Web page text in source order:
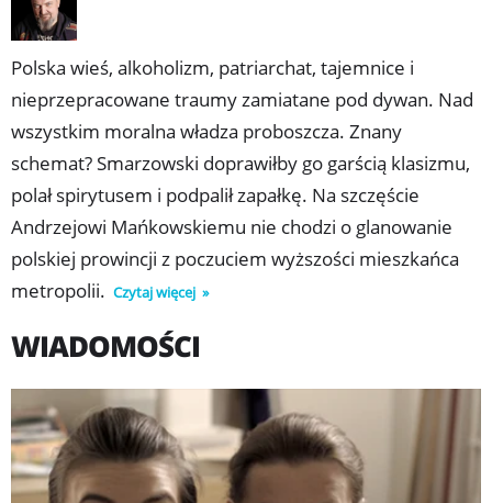
Polska wieś, alkoholizm, patriarchat, tajemnice i
nieprzepracowane traumy zamiatane pod dywan. Nad
wszystkim moralna władza proboszcza. Znany
schemat? Smarzowski doprawiłby go garścią klasizmu,
polał spirytusem i podpalił zapałkę. Na szczęście
Andrzejowi Mańkowskiemu nie chodzi o glanowanie
polskiej prowincji z poczuciem wyższości mieszkańca
metropolii. Czytaj więcej
WIADOMOŚCI